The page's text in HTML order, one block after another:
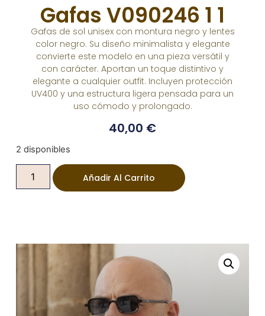
Gafas V090246 1 1
Gafas de sol unisex con montura negro y lentes
color negro. Su diseño minimalista y elegante
convierte este modelo en una pieza versátil y
con carácter. Aportan un toque distintivo y
elegante a cualquier outfit. Incluyen protección
UV400 y una estructura ligera pensada para un
uso cómodo y prolongado.
40,00 €
2 disponibles
Añadir Al Carrito